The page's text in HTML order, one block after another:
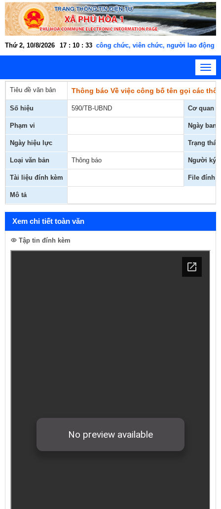
Thứ 2, 10/8/2026 17 : 10 : 33
Cán bộ, công chức, viên chức, người lao động xã Phú
Tiêu đề văn bản
Thông báo Về việc công bố tên gọi các
Số hiệu 590/TB-UBND Cơ quan
Phạm vi Ngày ban
Ngày hiệu lực Trạng thái
Loại văn bản Thông báo Người ký
Tài liệu đính kèm File đính
Mô tả
Xem chi tiết toàn văn
Tập tin đính kèm